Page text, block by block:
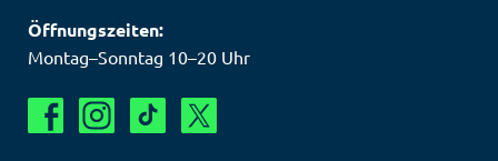
Öffnungszeiten:
Montag–Sonntag 10–20 Uhr